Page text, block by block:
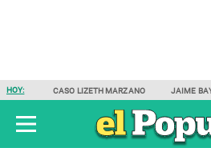
HOY: CASO LIZETH MARZANO JAIME